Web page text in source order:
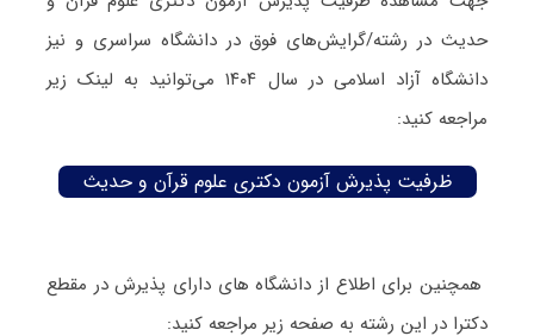
حدیث در رشته/گرایش‌های فوق در دانشگاه سراسری و نیز
دانشگاه آزاد اسلامی در سال ۱۴۰۴ می‌توانید به لینک زیر
مراجعه کنید:
ظرفیت پذیرش آزمون دکتری علوم قرآن و حدیث
همچنین برای اطلاع از دانشگاه های دارای پذیرش در مقطع
دکترا در این رشته به صفحه زیر مراجعه کنید: